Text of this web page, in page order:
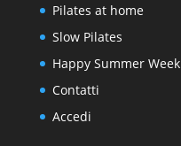
Pilates at home
Slow Pilates
Happy Summer Week
Contatti
Accedi